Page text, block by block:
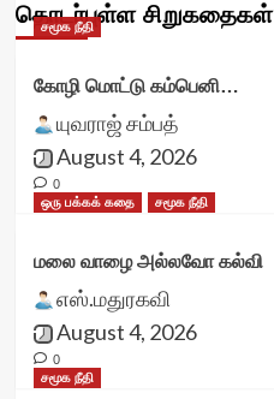
தொடர்புள்ள சிறுகதைகள்
சமூக நீதி
கோழி மொட்டு கம்பெனி…
யுவராஜ் சம்பத்
August 4, 2026
0
ஒரு பக்கக் கதை
சமூக நீதி
மலை வாழை அல்லவோ கல்வி
எஸ்.மதுரகவி
August 4, 2026
0
சமூக நீதி